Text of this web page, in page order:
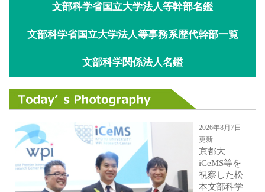
文部科学省国立大学法人等幹部名鑑
文部科学省国立大学法人等事務系歴代幹部一覧
文部科学関係法人名鑑
2026年8月7日
更新
京都大
iCeMS等を
視察した松
本文部科学